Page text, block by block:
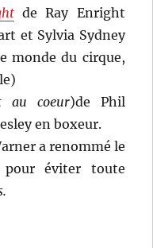
de Ray Enright
et Sylvia Sydney
monde du cirque,
au coeur)de Phil
en boxeur.
a renommé le
pour éviter toute